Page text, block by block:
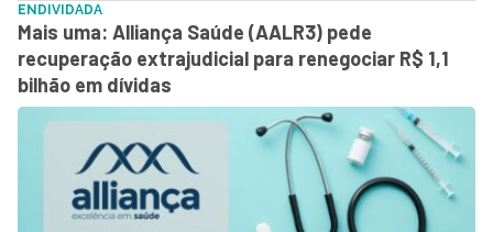
ENDIVIDADA
Mais uma: Alliança Saúde (AALR3) pede
recuperação extrajudicial para renegociar R$ 1,1
bilhão em dívidas